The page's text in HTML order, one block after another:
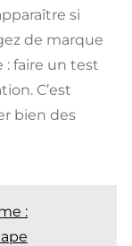
si
de marque
: faire un test
C’est
bien des
: